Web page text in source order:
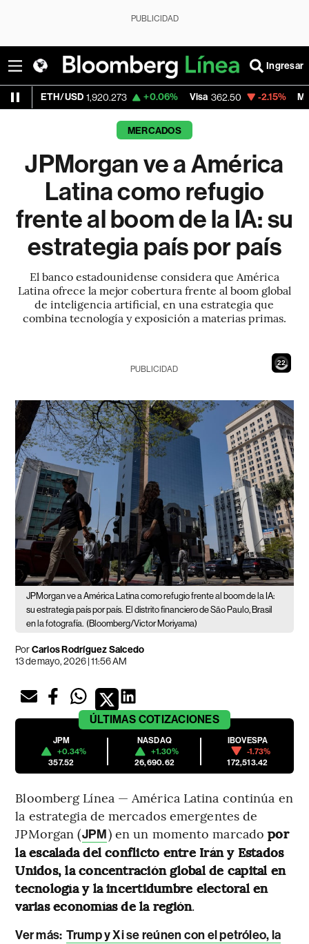
PUBLICIDAD
Ingresar
1,920.273 +0.06% Visa 362.50 -2.15% MercadoLibre
MERCADOS
JPMorgan ve a América
Latina como refugio
frente al boom de la IA: su
estrategia país por país
El banco estadounidense considera que América
Latina ofrece la mejor cobertura frente al boom global
de inteligencia artificial, en una estrategia que
combina tecnología y exposición a materias primas.
20
PUBLICIDAD
JPMorgan ve a América Latina como refugio frente al boom de la IA:
su estrategia país por país. El distrito financiero de São Paulo, Brasil
en la fotografía. (Bloomberg/Victor Moriyama)
PorCarlos Rodríguez Salcedo
13 de mayo, 2026 | 11:56 AM
ÚLTIMAS COTIZACIONES
JPM
+0.34%
357.52
NASDAQ
+1.30%
26,690.62
IBOVESPA
-1.73%
172,513.42
Bloomberg Línea — América Latina continúa en
la estrategia de mercados emergentes de
JPMorgan (JPM) en un momento marcadopor
la escalada del conflicto entre Irán y Estados
Unidos, la concentración global de capital en
tecnología y la incertidumbre electoral en
varias economías de la región.
Ver más: Trump y Xi se reúnen con el petróleo, la